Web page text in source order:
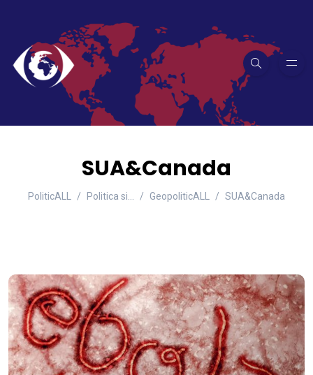
SUA&Canada
PoliticALL Politica si… GeopoliticALL SUA&Canada